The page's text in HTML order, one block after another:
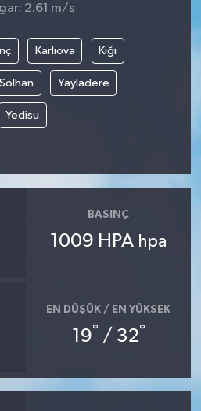
2.61 m/s
Karlıova Kiğı
Solhan Yayladere
Yedisu
BASINÇ
1009 HPA hpa
EN DÜŞÜK / EN YÜKSEK
19° / 32°